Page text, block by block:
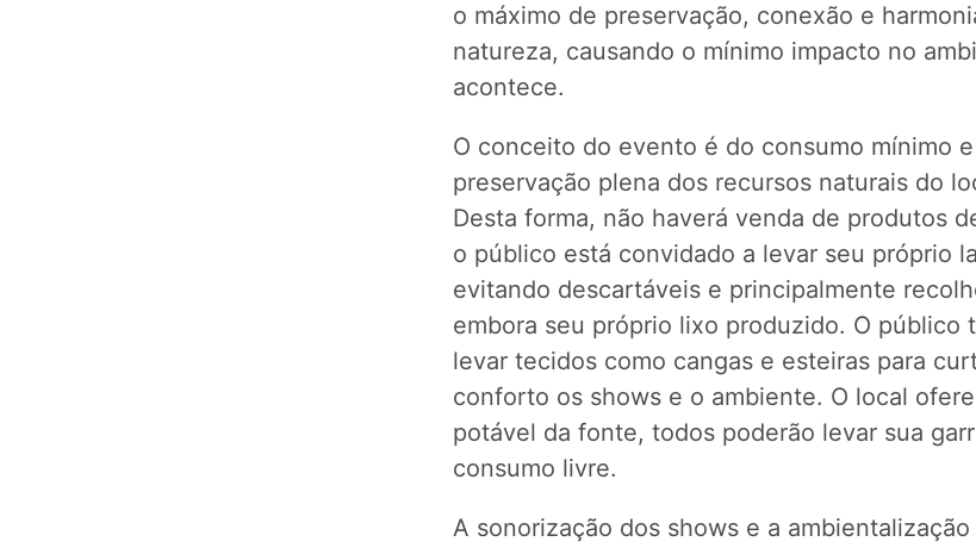
o máximo de preservação, conexão e
natureza, causando o mínimo impacto no
acontece.
O conceito do evento é do consumo mínimo
preservação plena dos recursos naturais do
Desta forma, não haverá venda de produtos
o público está convidado a levar seu próprio
evitando descartáveis e principalmente
embora seu próprio lixo produzido. O público
levar tecidos como cangas e esteiras para
conforto os shows e o ambiente. O local
potável da fonte, todos poderão levar sua
consumo livre.
A sonorização dos shows e a ambientalização